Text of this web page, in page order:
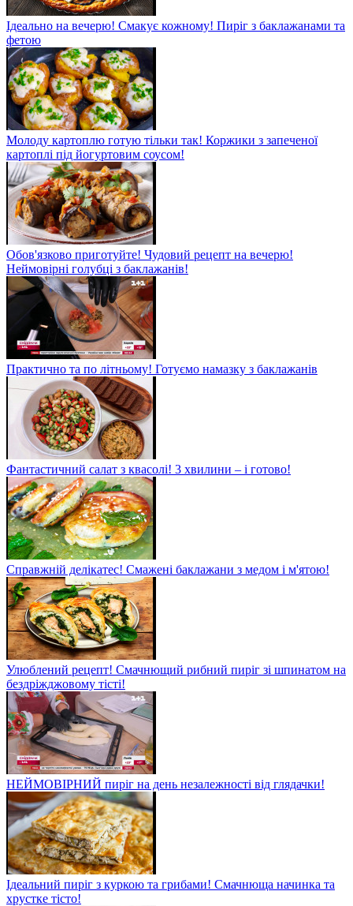
Ідеально на вечерю! Смакує кожному! Пиріг з баклажанами та
фетою
Молоду картоплю готую тільки так! Коржики з запеченої
картоплі під йогуртовим соусом!
Обов'язково приготуйте! Чудовий рецепт на вечерю!
Неймовірні голубці з баклажанів!
Практично та по літньому! Готуємо намазку з баклажанів
Фантастичний салат з квасолі! 3 хвилини – і готово!
Справжній делікатес! Смажені баклажани з медом і м'ятою!
Улюблений рецепт! Смачнющий рибний пиріг зі шпинатом на
бездріжджовому тісті!
НЕЙМОВІРНИЙ пиріг на день незалежності від глядачки!
Ідеальний пиріг з куркою та грибами! Смачнюща начинка та
хрустке тісто!